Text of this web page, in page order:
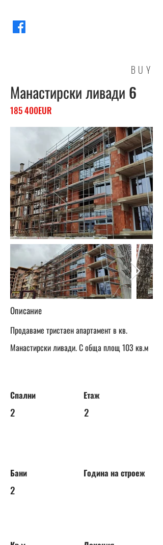
BUY
Манастирски ливади 6
185 400EUR
Описание
Продаваме тристаен апартамент в кв.
Манастирски ливади. С обща площ 103 кв.м
Спални
2
Бани
2
Етаж
2
Година на строеж